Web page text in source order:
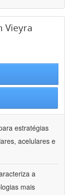
Vieyra
estratégias
acelulares e
a
mais